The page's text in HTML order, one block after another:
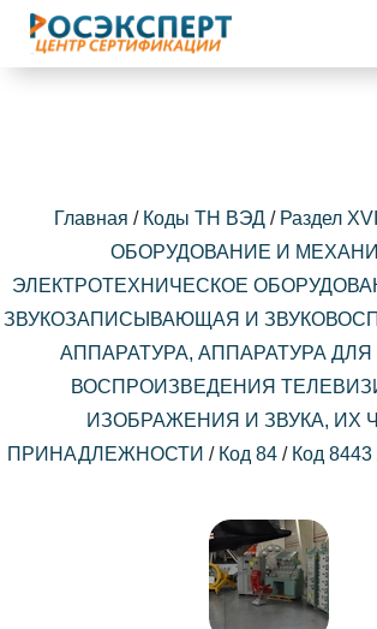
Главная / Коды ТН ВЭД/ Раздел
ОБОРУДОВАНИЕ И
ЭЛЕКТРОТЕХНИЧЕСКОЕ
ЗВУКОЗАПИСЫВАЮЩАЯ И
АППАРАТУРА, АППАРАТУРА
ВОСПРОИЗВЕДЕНИЯ
ИЗОБРАЖЕНИЯ И ЗВУКА, ИХ
ПРИНАДЛЕЖНОСТИ / Код 84 / Код 8443